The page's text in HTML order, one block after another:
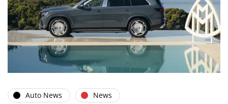
Auto News News